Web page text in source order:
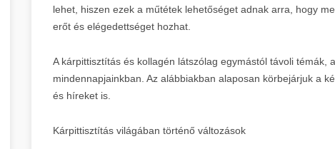
lehet, hiszen ezek a műtétek lehetőséget adnak arra, hogy
erőt és elégedettséget hozhat.
A kárpittisztítás és kollagén látszólag egymástól távoli témák,
mindennapjainkban. Az alábbiakban alaposan körbejárjuk a
és híreket is.
Kárpittisztítás világában történő változások